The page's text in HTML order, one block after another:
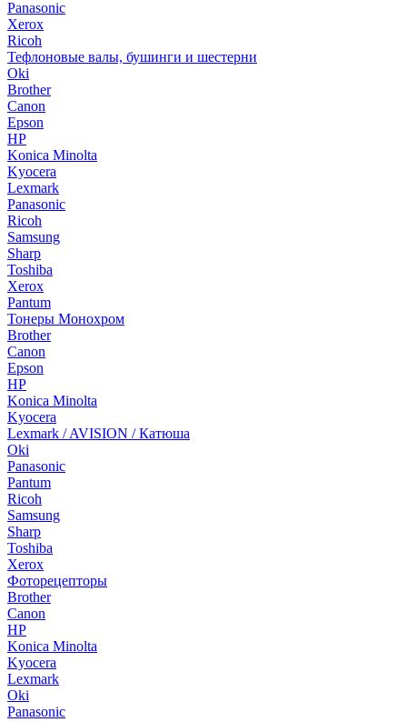
Panasonic
Xerox
Ricoh
Тефлоновые валы, бушинги и шестерни
Oki
Brother
Canon
Epson
HP
Konica Minolta
Kyocera
Lexmark
Panasonic
Ricoh
Samsung
Sharp
Toshiba
Xerox
Pantum
Тонеры Монохром
Brother
Canon
Epson
HP
Konica Minolta
Kyocera
Lexmark / AVISION / Катюша
Oki
Panasonic
Pantum
Ricoh
Samsung
Sharp
Toshiba
Xerox
Фоторецепторы
Brother
Canon
HP
Konica Minolta
Kyocera
Lexmark
Oki
Panasonic